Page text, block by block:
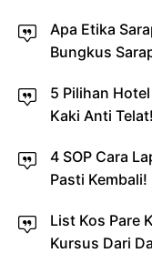
Apa Etika
Bungkus
5 Pilihan
Kaki Anti Telat!
4 SOP Cara
Pasti Kembali!
List Kos Pare
Kursus Dari